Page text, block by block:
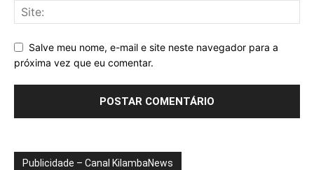
Salve meu nome, e-mail e site neste navegador para a
próxima vez que eu comentar.
Publicidade – Canal KilambaNews